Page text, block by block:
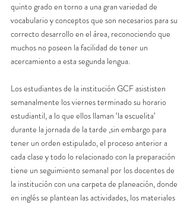
quinto grado en torno a una gran variedad de
vocabulario y conceptos que son necesarios para su
correcto desarrollo en el área, reconociendo que
muchos no poseen la facilidad de tener un
acercamiento a esta segunda lengua.
Los estudiantes de la institución GCF asististen
semanalmente los viernes terminado su horario
estudiantil, a lo que ellos llaman ‘la escuelita’
durante la jornada de la tarde ,sin embargo para
tener un orden estipulado, el proceso anterior a
cada clase y todo lo relacionado con la preparación
tiene un seguimiento semanal por los docentes de
la institución con una carpeta de planeación, donde
en inglés se plantean las actividades, los materiales